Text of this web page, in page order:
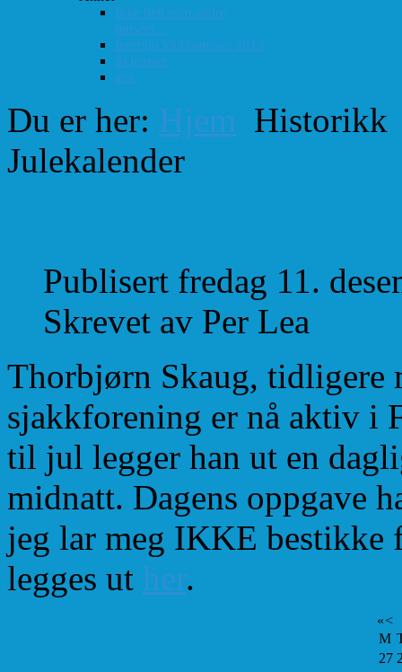
Ikke helt som andre
muséer...
Intervju klubbmester 2013
Skjemaer
test
Du er her: Hjem Historikk
Julekalender
Publisert fredag 11.
Skrevet av Per Lea
Thorbjørn Skaug, tidligere
sjakkforening er nå aktiv i
til jul legger han ut en
midnatt. Dagens oppgave
jeg lar meg IKKE bestikke
legges ut her.
«<
M
27